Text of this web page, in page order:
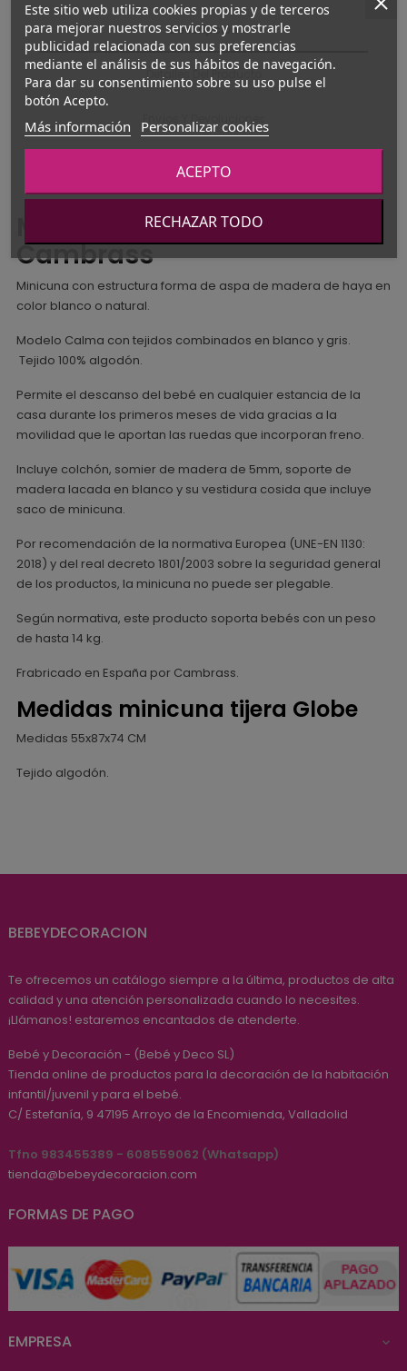
Descripción
Detalles Del Producto
Envíos Y Devoluciones
Minicuna tijera Globe de
Cambrass
Minicuna con estructura forma de aspa de madera de haya en
color blanco o natural.
Modelo Calma con tejidos combinados en blanco y gris.
Tejido 100% algodón.
Permite el descanso del bebé en cualquier estancia de la
casa durante los primeros meses de vida gracias a la
movilidad que le aportan las ruedas que incorporan freno.
Incluye colchón, somier de madera de 5mm, soporte de
madera lacada en blanco y su vestidura cosida que incluye
saco de minicuna.
Por recomendación de la normativa Europea (UNE-EN 1130:
2018) y del real decreto 1801/2003 sobre la seguridad general
de los productos, la minicuna no puede ser plegable.
Según normativa, este producto soporta bebés con un peso
de hasta 14 kg.
Frabricado en España por Cambrass.
Medidas minicuna tijera Globe
Medidas 55x87x74 CM
Tejido algodón.
BEBEYDECORACION
Te ofrecemos un catálogo siempre a la última, productos de alta
calidad y una atención personalizada cuando lo necesites.
¡Llámanos! estaremos encantados de atenderte.
Bebé y Decoración - (Bebé y Deco SL)
Tienda online de productos para la decoración de la habitación
infantil/juvenil y para el bebé.
C/ Estefanía, 9 47195 Arroyo de la Encomienda, Valladolid
Tfno 983455389 - 608559062 (Whatsapp)
tienda@bebeydecoracion.com
FORMAS DE PAGO
EMPRESA 
Este sitio web utiliza cookies propias y de terceros
para mejorar nuestros servicios y mostrarle
publicidad relacionada con sus preferencias
mediante el análisis de sus hábitos de navegación.
Para dar su consentimiento sobre su uso pulse el
botón Acepto.
Más información Personalizar cookies
RECHAZAR TODO
ACEPTO